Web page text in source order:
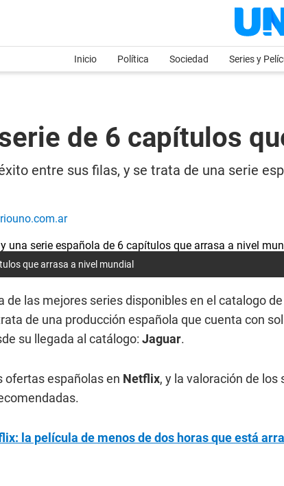
Inicio Política Sociedad Series y
de 6 capítulos
entre sus filas, y se trata de una serie
que arrasa a nivel mundial
de las mejores series disponibles en el catalogo de
de una producción española que cuenta con
su llegada al catálogo: Jaguar.
ofertas españolas en Netflix, y la valoración de los
la película de menos de dos horas que está